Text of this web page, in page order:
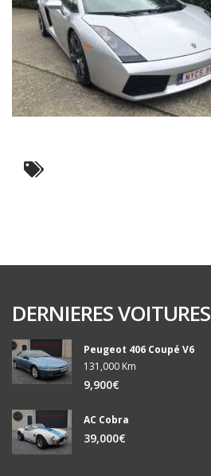
DERNIERES VOITURES
Peugeot 406 Coupé V6
131,000 Km
9,900€
AC Cobra
39,000€